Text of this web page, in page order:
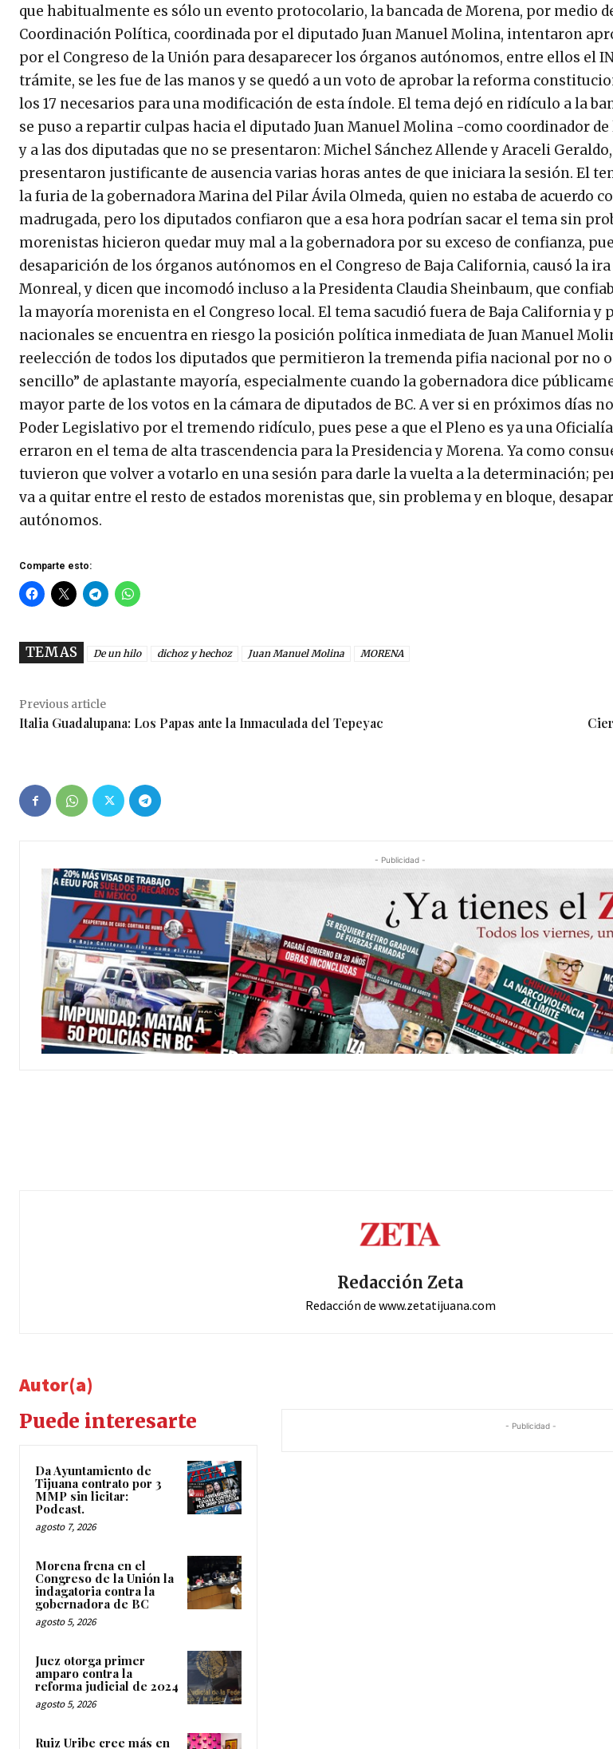
que habitualmente es sólo un evento protocolario, la bancada de Morena, por medio
Coordinación Política, coordinada por el diputado Juan Manuel Molina, intentaron
por el Congreso de la Unión para desaparecer los órganos autónomos, entre ellos el
trámite, se les fue de las manos y se quedó a un voto de aprobar la reforma
los 17 necesarios para una modificación de esta índole. El tema dejó en ridículo a la
se puso a repartir culpas hacia el diputado Juan Manuel Molina -como coordinador de
y a las dos diputadas que no se presentaron: Michel Sánchez Allende y Araceli
presentaron justificante de ausencia varias horas antes de que iniciara la sesión. El
la furia de la gobernadora Marina del Pilar Ávila Olmeda, quien no estaba de acuerdo
madrugada, pero los diputados confiaron que a esa hora podrían sacar el tema sin
morenistas hicieron quedar muy mal a la gobernadora por su exceso de confianza,
desaparición de los órganos autónomos en el Congreso de Baja California, causó la
Monreal, y dicen que incomodó incluso a la Presidenta Claudia Sheinbaum, que
la mayoría morenista en el Congreso local. El tema sacudió fuera de Baja California y
nacionales se encuentra en riesgo la posición política inmediata de Juan Manuel
reelección de todos los diputados que permitieron la tremenda pifia nacional por no
sencillo” de aplastante mayoría, especialmente cuando la gobernadora dice
mayor parte de los votos en la cámara de diputados de BC. A ver si en próximos días
Poder Legislativo por el tremendo ridículo, pues pese a que el Pleno es ya una
erraron en el tema de alta trascendencia para la Presidencia y Morena. Ya como
tuvieron que volver a votarlo en una sesión para darle la vuelta a la determinación;
va a quitar entre el resto de estados morenistas que, sin problema y en bloque,
autónomos.
Comparte esto:
TEMAS De un hilo dichoz y hechoz Juan Manuel Molina MORENA
Previous article
Italia Guadalupana: Los Papas ante la Inmaculada del Tepeyac
- Publicidad -
Redacción Zeta
Redacción de www.zetatijuana.com
Autor(a)
Puede interesarte
Da Ayuntamiento de
Tijuana contrato por 3
MMP sin licitar:
Podcast.
agosto 7, 2026
Morena frena en el
Congreso de la Unión la
indagatoria contra la
gobernadora de BC
agosto 5, 2026
Juez otorga primer
amparo contra la
reforma judicial de 2024
agosto 5, 2026
Ruiz Uribe cree más en
- Publicidad -